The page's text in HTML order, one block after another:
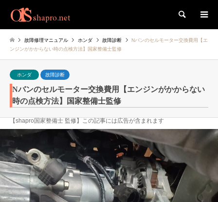
検索
故障修理マニュアル ホンダ 故障診断
Nバンのセルモーター交換費用【エ
ンジンがかからない時の点検方法】国家整備士監修
ホンダ 故障診断
Nバンのセルモーター交換費用【エンジンがかからない
時の点検方法】国家整備士監修
【shapro国家整備士 監修】この記事には広告が含まれます